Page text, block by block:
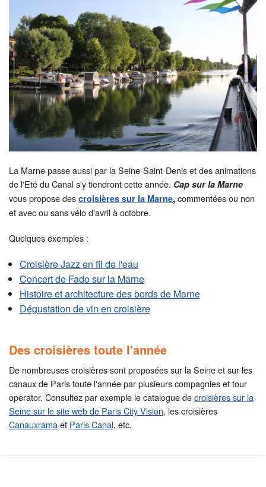
La Marne passe aussi par la Seine-Saint-Denis et des animations
de l'Eté du Canal s'y tiendront cette année. Cap sur la Marne
vous propose des croisières sur la Marne, commentées ou non
et avec ou sans vélo d'avril à octobre.
Quelques exemples :
Croisière Jazz en fil de l'eau
Concert de Fado sur la Marne
Histoire et architecture des bords de Marne
Dégustation de vin en croisière
Des croisières toute l'année
De nombreuses croisières sont proposées sur la Seine et sur les
canaux de Paris toute l'année par plusieurs compagnies et tour
operator. Consultez par exemple le catalogue decroisières sur la
Seine sur le site web de Paris City Vision, les croisières
Canauxramaet Paris Canal, etc.